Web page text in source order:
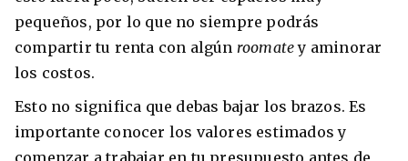
pequeños, por lo que no siempre podrás
compartir tu renta con algún roomatey aminorar
los costos.
Esto no significa que debas bajar los brazos. Es
importante conocer los valores estimados y